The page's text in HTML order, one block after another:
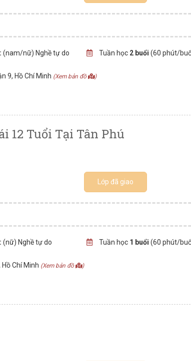
(nam/nữ) Nghề tự do Tuần học 2 buổi (60 phút/
9, Hồ Chí Minh (Xem bản đồ )
12 Tuổi Tại Tân Phú
Lớp đã giao
(nữ) Nghề tự do Tuần học 1 buổi (60 phút/
Chí Minh (Xem bản đồ )